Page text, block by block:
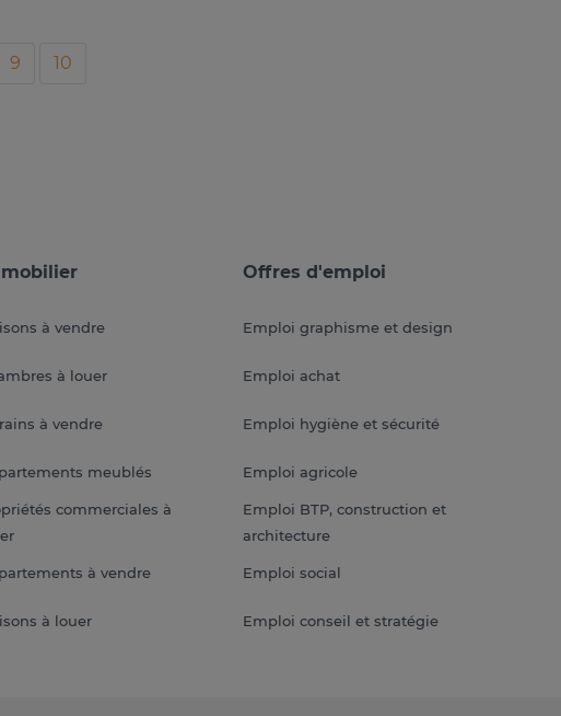
9 10
à vendre
à louer
à vendre
meublés
commerciales à
à vendre
à louer
Offres d'emploi
Emploi graphisme et design
Emploi achat
Emploi hygiène et sécurité
Emploi agricole
Emploi BTP, construction et
architecture
Emploi social
Emploi conseil et stratégie